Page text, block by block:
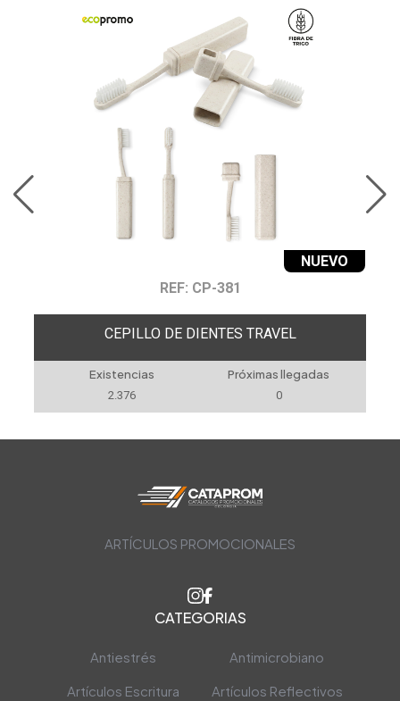
NUEVO
REF: CP-381
CEPILLO DE DIENTES TRAVEL
Existencias
2.376
Próximas llegadas
0
ARTÍCULOS PROMOCIONALES
CATEGORIAS
Antiestrés
Antimicrobiano
Artículos Escritura
Artículos Reflectivos